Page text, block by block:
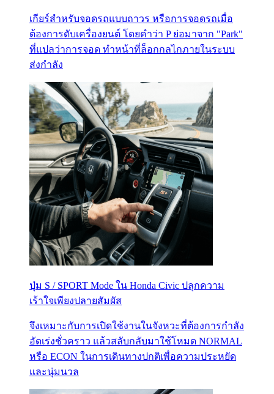
เกียร์สำหรับจอดรถแบบถาวร หรือการจอดรถเมื่อ
ต้องการดับเครื่องยนต์ โดยคำว่า P ย่อมาจาก "Park"
ที่แปลว่าการจอด ทำหน้าที่ล็อกกลไกภายในระบบ
ส่งกำลัง
ปุ่ม S / SPORT Mode ใน Honda Civic ปลุกความ
เร้าใจเพียงปลายสัมผัส
จึงเหมาะกับการเปิดใช้งานในจังหวะที่ต้องการกำลัง
อัดเร่งชั่วคราว แล้วสลับกลับมาใช้โหมด NORMAL
หรือ ECON ในการเดินทางปกติเพื่อความประหยัด
และนุ่มนวล